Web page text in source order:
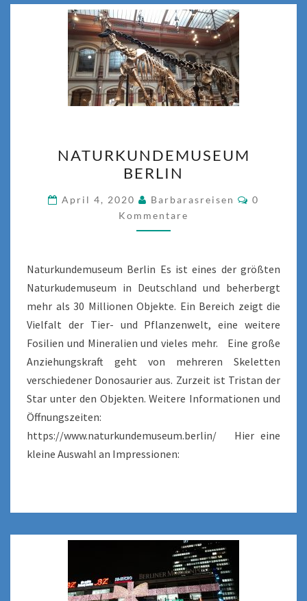
BERLIN
NATURKUNDEMUSEUM
BERLIN
April 4, 2020 Barbarasreisen
0
Kommentare
Naturkundemuseum Berlin Es ist eines der größten
Naturkudemuseum in Deutschland und beherbergt
mehr als 30 Millionen Objekte. Ein Bereich zeigt die
Vielfalt der Tier- und Pflanzenwelt, eine weitere
Fosilien und Mineralien und vieles mehr. Eine große
Anziehungskraft geht von mehreren Skeletten
verschiedener Donosaurier aus. Zurzeit ist Tristan der
Star unter den Objekten. Weitere Informationen und
Öffnungszeiten:
https://www.naturkundemuseum.berlin/ Hier eine
kleine Auswahl an Impressionen: